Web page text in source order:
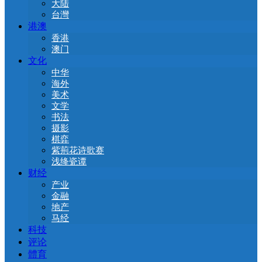
大陆
台灣
港澳
香港
澳门
文化
中华
海外
美术
文学
书法
摄影
棋弈
紫荊花诗歌赛
浅绛瓷谭
财经
产业
金融
地产
马经
科技
评论
體育